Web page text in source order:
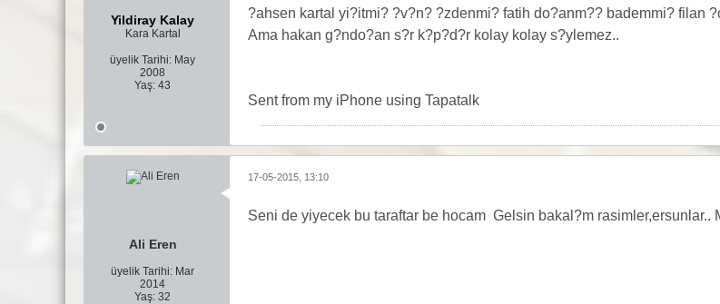
Yildiray Kalay
Kara Kartal
üyelik Tarihi: May
2008
Yaş: 43
?ahsen kartal yi?itmi? ?v?n? ?zdenmi? fatih do?anm?? bademmi? filan
Ama hakan g?ndo?an s?r k?p?d?r kolay kolay s?ylemez..
Sent from my iPhone using Tapatalk
Ali Eren
üyelik Tarihi: Mar
2014
Yaş: 32
17-05-2015, 13:10
Seni de yiyecek bu taraftar be hocam Gelsin bakal?m rasimler,ersunlar..